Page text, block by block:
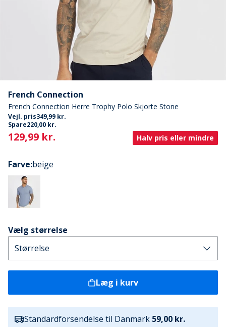
French Connection
French Connection Herre Trophy Polo Skjorte Stone
Vejl. pris349,99 kr.
Spare220,00 kr.
Current
129,99 kr. Halv pris eller mindre
Farve:beige
Vælg størrelse
Læg i kurv
Standardforsendelse til Danmark 59,00 kr.